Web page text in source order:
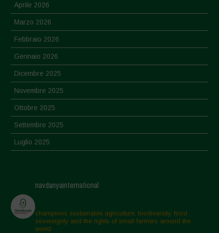
Aprile 2026
Marzo 2026
Febbraio 2026
Gennaio 2026
Dicembre 2025
Novembre 2025
Ottobre 2025
Settembre 2025
Luglio 2025
Aprile 2025
Marzo 2025
Febbraio 2025
navdanyainternational
champions sustainable agriculture, biodiversity, food
sovereignty and the rights of small farmers around the
world.